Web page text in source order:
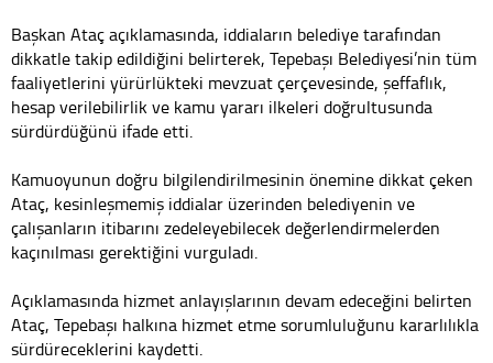
Başkan Ataç açıklamasında, iddiaların belediye tarafından
dikkatle takip edildiğini belirterek, Tepebaşı Belediyesi’nin tüm
faaliyetlerini yürürlükteki mevzuat çerçevesinde, şeffaflık,
hesap verilebilirlik ve kamu yararı ilkeleri doğrultusunda
sürdürdüğünü ifade etti.
Kamuoyunun doğru bilgilendirilmesinin önemine dikkat çeken
Ataç, kesinleşmemiş iddialar üzerinden belediyenin ve
çalışanların itibarını zedeleyebilecek değerlendirmelerden
kaçınılması gerektiğini vurguladı.
Açıklamasında hizmet anlayışlarının devam edeceğini belirten
Ataç, Tepebaşı halkına hizmet etme sorumluluğunu kararlılıkla
sürdüreceklerini kaydetti.